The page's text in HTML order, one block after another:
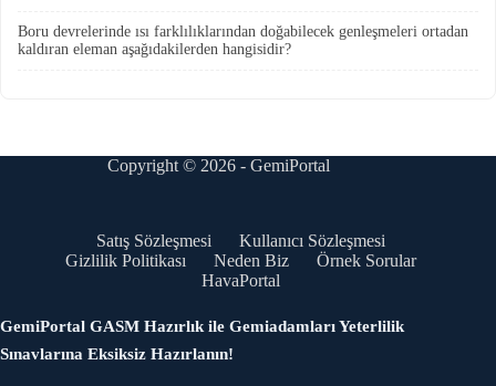
Boru devrelerinde ısı farklılıklarından doğabilecek genleşmeleri ortadan
kaldıran eleman aşağıdakilerden hangisidir?
Copyright © 2026 - GemiPortal
Satış Sözleşmesi
Kullanıcı Sözleşmesi
Gizlilik Politikası
Neden Biz
Örnek Sorular
HavaPortal
GemiPortal GASM Hazırlık ile Gemiadamları Yeterlilik
Sınavlarına Eksiksiz Hazırlanın!